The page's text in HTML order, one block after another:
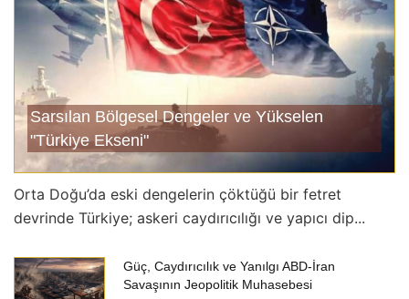
Kişi Dili Altında Saklıdır
İbn-i Atâullah el-İskenderî - 7
“Onlar Ağızlarıyla Söndürmek İsteseler De Allah
Nurunu Tamamlayacaktır”
“Sanki Yedim Umresi”
Afrika’nın İncisi Uganda’dan Selam Var
Çocuklarımızın İmanını Kurtarın
Huzur Geldi Kapıya Zarar Verdi Yapıya
İşitme
Sarsılan Bölgesel Dengeler ve Yükselen
Sarsılan Bölgesel Dengeler ve Yükselen
"Türkiye Ekseni"
Orta Doğu’da eski dengelerin çöktüğü bir fetret
devrinde Türkiye; askeri caydırıcılığı ve yapıcı dip...
Güç, Caydırıcılık ve Yanılgı ABD-İran
Savaşının Jeopolitik Muhasebesi